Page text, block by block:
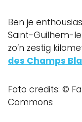
Ben je
Saint-Guilhem-
zo’n zestig
des Champs
Foto credits: ©
Commons